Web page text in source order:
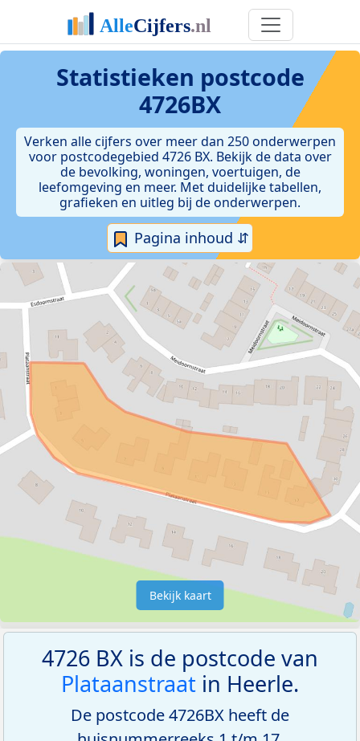
Statistieken postcode
4726BX
Verken alle cijfers over meer dan 250 onderwerpen
voor postcodegebied 4726 BX. Bekijk de data over
de bevolking, woningen, voertuigen, de
leefomgeving en meer. Met duidelijke tabellen,
grafieken en uitleg bij de onderwerpen.
Pagina inhoud ⇵
Bekijk kaart
4726 BX is de postcode van
Plataanstraat in Heerle.
De postcode 4726BX heeft de